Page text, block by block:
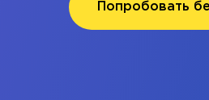
Попробовать